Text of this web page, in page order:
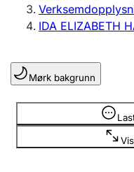
Registrere, endre,
Lag og foreining
Registrere, endre,
IDA ELIZABETH
Mørk bakgrunn
Opplysninger er skjult